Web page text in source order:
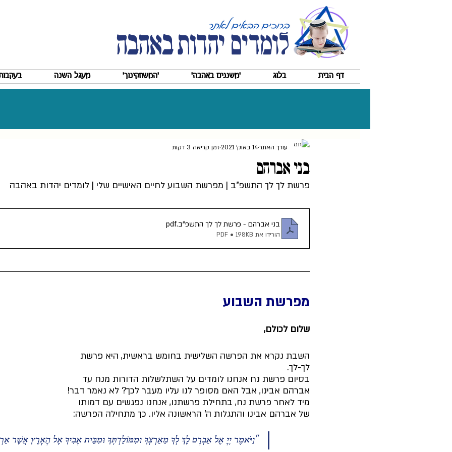
לומדים יהדות באהבה
דף הבית בלוג 'משננים באהבה' 'המשחקינוך' מעגל השנה
בני אברהם
עורך האתר14 באוק׳ 2021 זמן קריאה 3 דקות
פרשת לך לך התשפ''ב | מפרשת השבוע לחיים האישיים שלי | לומדים יהדות באהבה
בני אברהם - פרשת לך לך התשפ''ב.pdf
הורידו את PDF • 198KB
מפרשת השבוע
שלום לכולם,
השבת נקרא את הפרשה השלישית בחומש בראשית, היא פרשת
לך-לך.
בסיום פרשת נח אנחנו לומדים על השתלשלות הדורות מנח עד
אברהם אבינו, אבל האם מסופר לנו עליו מעבר לכך? לא נאמר דבר!
מיד לאחר פרשת נח, בתחילת פרשתנו, אנחנו נפגשים עם דמותו
של אברהם אבינו והתגלות ה' הראשונה אליו. כך מתחילה הפרשה:
"וַיֹּאמֶר יְיָ אֶל אַבְרָם לֶךְ לְךָ מֵאַרְצְךָ וּמִמּוֹלַדְתְּךָ וּמִבֵּית אָבִיךָ אֶל הָאָרֶץ אֲשֶׁר